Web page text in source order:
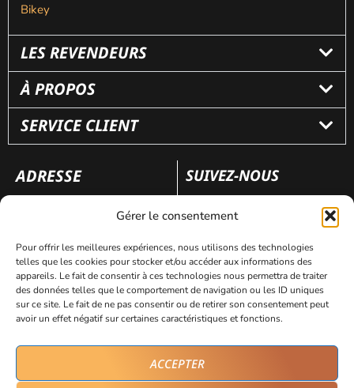
Gérer le consentement
Pour offrir les meilleures expériences, nous utilisons des technologies
telles que les cookies pour stocker et/ou accéder aux informations des
appareils. Le fait de consentir à ces technologies nous permettra de traiter
des données telles que le comportement de navigation ou les ID uniques
sur ce site. Le fait de ne pas consentir ou de retirer son consentement peut
avoir un effet négatif sur certaines caractéristiques et fonctions.
ACCEPTER
Bikey
LES REVENDEURS
À PROPOS
SERVICE CLIENT
ADRESSE
110 rue Frédéric Fays
SUIVEZ-NOUS
Mentions légales Politique de confidentialité